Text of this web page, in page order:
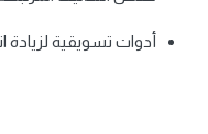
أدوات تسويقية لزيادة